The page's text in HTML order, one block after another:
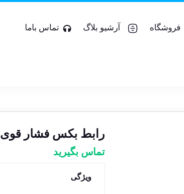
فروشگاه آرشیو بلاگ تماس باما
رابط بکس فشار قوی ۳.۴ به ۱.۲ مشکی
تماس بگیرید
ویژگی